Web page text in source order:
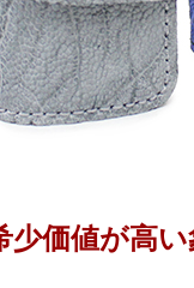
少価値が高